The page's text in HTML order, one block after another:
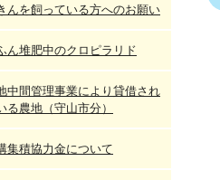
んを飼っている方へのお願い
ん堆肥中のクロピラリド
中間管理事業により貸借され
る農地（守山市分）
集積協力金について